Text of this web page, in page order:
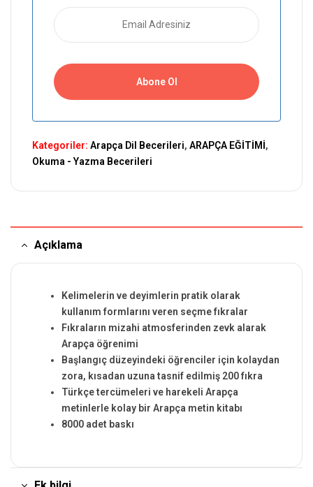
Kategoriler: Arapça Dil Becerileri, ARAPÇA EĞİTİMİ,
Okuma - Yazma Becerileri
Açıklama
Kelimelerin ve deyimlerin pratik olarak
kullanım formlarını veren seçme fıkralar
Fıkraların mizahi atmosferinden zevk alarak
Arapça öğrenimi
Başlangıç düzeyindeki öğrenciler için kolaydan
zora, kısadan uzuna tasnif edilmiş 200 fıkra
Türkçe tercümeleri ve harekeli Arapça
metinlerle kolay bir Arapça metin kitabı
8000 adet baskı